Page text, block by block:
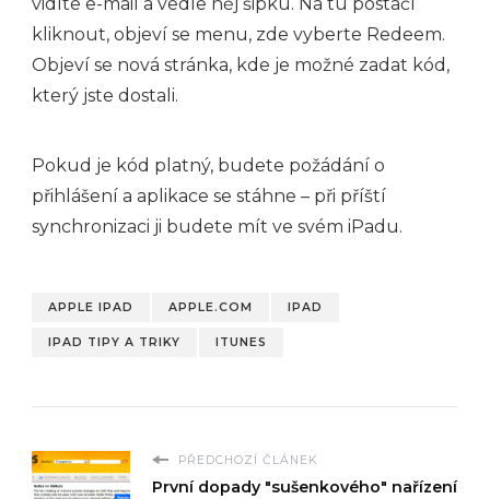
vidíte e-mail a vedle něj šipku. Na tu postačí
kliknout, objeví se menu, zde vyberte Redeem.
Objeví se nová stránka, kde je možné zadat kód,
který jste dostali.
Pokud je kód platný, budete požádání o
přihlášení a aplikace se stáhne – při příští
synchronizaci ji budete mít ve svém iPadu.
APPLE IPAD APPLE.COM IPAD
IPAD TIPY A TRIKY ITUNES
PŘEDCHOZÍ ČLÁNEK
První dopady "sušenkového" nařízení